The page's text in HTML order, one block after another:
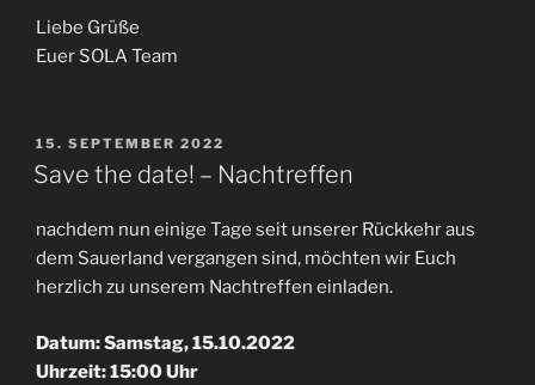
Liebe Grüße
Euer SOLA Team
VERÖFFENTLICHT
AM
15. SEPTEMBER 2022
Save the date! – Nachtreffen
nachdem nun einige Tage seit unserer Rückkehr aus
dem Sauerland vergangen sind, möchten wir Euch
herzlich zu unserem Nachtreffen einladen.
Datum: Samstag, 15.10.2022
Uhrzeit: 15:00 Uhr